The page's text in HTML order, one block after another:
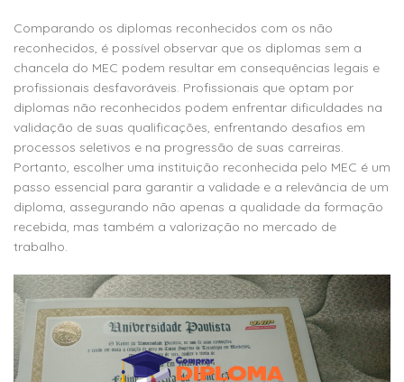
Comparando os diplomas reconhecidos com os não
reconhecidos, é possível observar que os diplomas sem a
chancela do MEC podem resultar em consequências legais e
profissionais desfavoráveis. Profissionais que optam por
diplomas não reconhecidos podem enfrentar dificuldades na
validação de suas qualificações, enfrentando desafios em
processos seletivos e na progressão de suas carreiras.
Portanto, escolher uma instituição reconhecida pelo MEC é um
passo essencial para garantir a validade e a relevância de um
diploma, assegurando não apenas a qualidade da formação
recebida, mas também a valorização no mercado de
trabalho.